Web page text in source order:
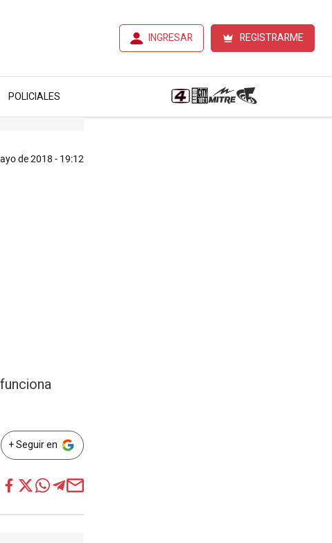
INGRESAR REGISTRARME
POLICIALES
de 2018 - 19:12
+ Seguir en